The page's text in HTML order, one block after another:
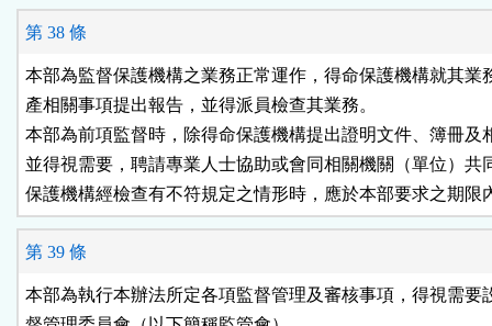
第 38 條
本部為監督保護機構之業務正常運作，得命保護機構就其業
產相關事項提出報告，並得派員檢查其業務。
本部為前項監督時，除得命保護機構提出證明文件、簿冊及
並得視需要，聘請專業人士協助或會同相關機關（單位）共
保護機構經檢查有不符規定之情形時，應於本部要求之期限
第 39 條
本部為執行本辦法所定各項監督管理及審核事項，得視需要